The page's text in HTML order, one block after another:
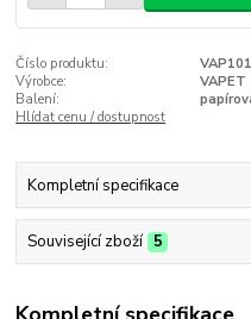
Číslo produktu:
Výrobce:
VAPET
Balení:
Hlídat cenu / dostupnost
Kompletní specifikace
Související zboží 5